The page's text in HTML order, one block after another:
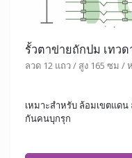
รั้วตาข่ายถักปม เทวด
ลวด 12 แถว / สูง 165 ซม /
เหมาะสำหรับ ล้อมเขตแด
กันคนบุกรุก